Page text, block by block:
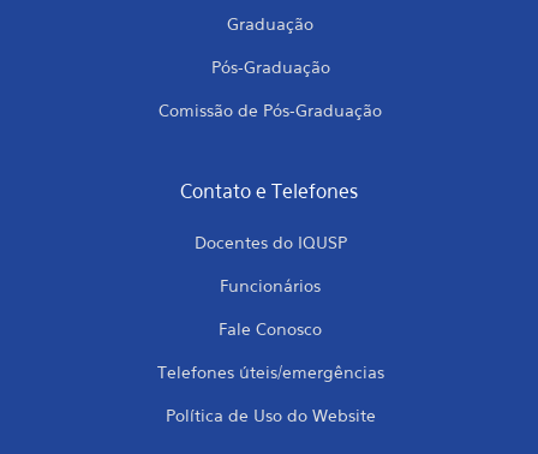
Graduação
Pós-Graduação
Comissão de Pós-Graduação
Contato e Telefones
Docentes do IQUSP
Funcionários
Fale Conosco
Telefones úteis/emergências
Política de Uso do Website